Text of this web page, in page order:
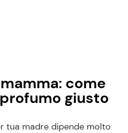
come
giusto
tua madre dipende molto